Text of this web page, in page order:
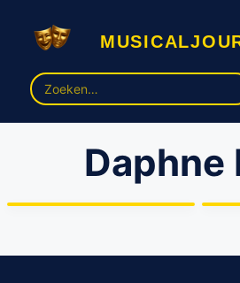
Zoek
naar:
Daphne
Anouk van Nes, Ara Halici,
Hein Gerrits en Daphne
Flint in nieuwe comedy
met